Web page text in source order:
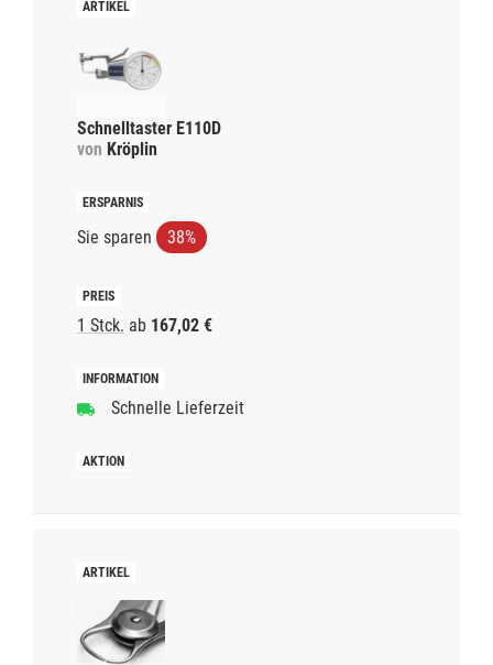
Schnelltaster E110D
von Kröplin
Sie sparen 38%
1 Stck. ab 167,02 €
Schnelle Lieferzeit